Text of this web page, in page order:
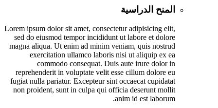
المنح الدراسية
Lorem ipsum dolor sit amet, consectetur adipisicing elit,
sed do eiusmod tempor incididunt ut labore et dolore
magna aliqua. Ut enim ad minim veniam, quis nostrud
exercitation ullamco laboris nisi ut aliquip ex ea
commodo consequat. Duis aute irure dolor in
reprehenderit in voluptate velit esse cillum dolore eu
fugiat nulla pariatur. Excepteur sint occaecat cupidatat
non proident, sunt in culpa qui officia deserunt mollit
anim id est laborum.